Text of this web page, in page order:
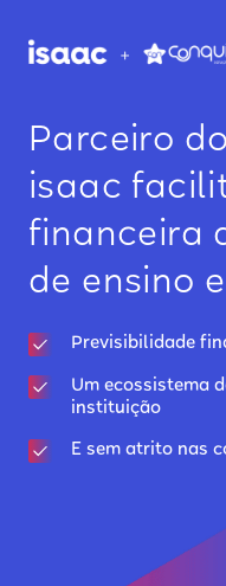
Parceiro do
isaac
financeira
de ensino
Previsibilidade
Um ecossistema
instituição
E sem atrito nas